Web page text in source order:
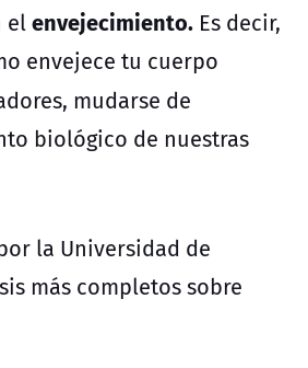
elenvejecimiento. Es decir,
envejece tu cuerpo
mudarse de
biológico de nuestras
la Universidad de
más completos sobre